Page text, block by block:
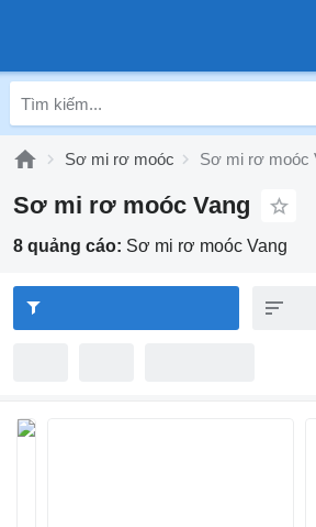
Sơ mi rơ moóc Sơ mi rơ moóc
Sơ mi rơ moóc Vang
8 quảng cáo: Sơ mi rơ moóc Vang